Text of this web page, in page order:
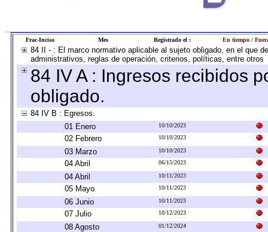
Frac-Inciso Mes Registrado el : En tiempo /
84 II - : El marco normativo aplicable al sujeto obligado, en el que
administrativos, reglas de operación, criterios, políticas, entre otros
84 IV A : Ingresos recibidos
obligado.
84 IV B : Egresos.
01 Enero
10/10/2023
02 Febrero 10/10/2023
03 Marzo 10/10/2023
04 Abril 06/15/2023
04 Abril 10/11/2023
05 Mayo 10/11/2023
06 Junio 10/11/2023
07 Julio 10/12/2023
08 Agosto 01/12/2024